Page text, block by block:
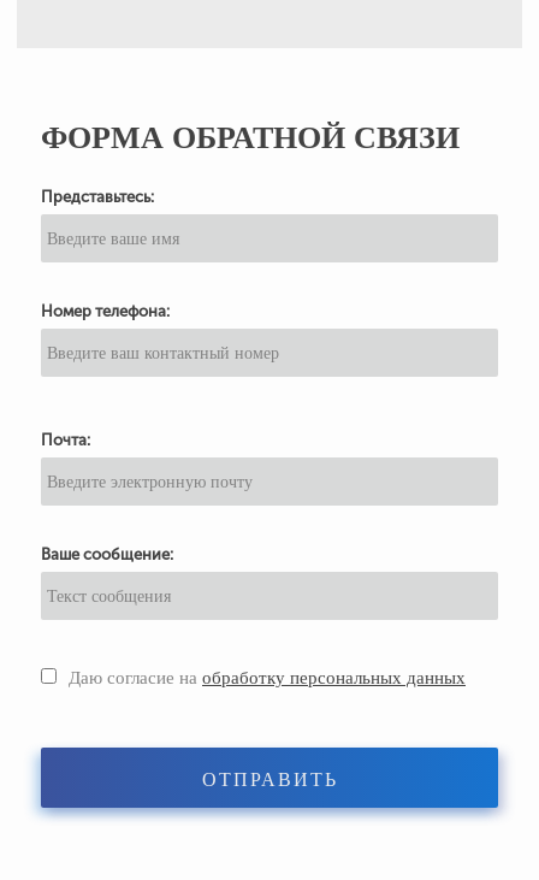
ФОРМА ОБРАТНОЙ СВЯЗИ
Представьтесь:
Номер телефона:
Почта:
Ваше сообщение:
Даю согласие на обработку персональных данных
ОТПРАВИТЬ